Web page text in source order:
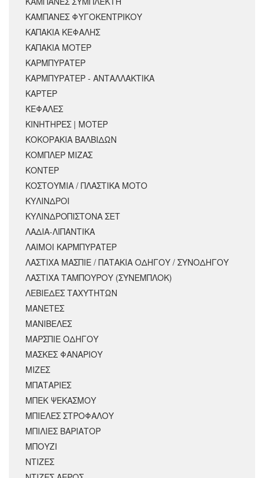
ΚΑΜΠΑΝΕΣ ΦΥΓΟΚΕΝΤΡΙΚΟΥ
ΚΑΠΑΚΙΑ ΚΕΦΑΛΗΣ
ΚΑΠΑΚΙΑ ΜΟΤΕΡ
ΚΑΡΜΠΥΡΑΤΕΡ
ΚΑΡΜΠΥΡΑΤΕΡ - ΑΝΤΑΛΛΑΚΤΙΚΑ
ΚΑΡΤΕΡ
ΚΕΦΑΛΕΣ
ΚΙΝΗΤΗΡΕΣ | ΜΟΤΕΡ
ΚΟΚΟΡΑΚΙΑ ΒΑΛΒΙΔΩΝ
ΚΟΜΠΛΕΡ ΜΙΖΑΣ
ΚΟΝΤΕΡ
ΚΟΣΤΟΥΜΙΑ / ΠΛΑΣΤΙΚΑ ΜΟΤΟ
ΚΥΛΙΝΔΡΟΙ
ΚΥΛΙΝΔΡΟΠΙΣΤΟΝΑ ΣΕΤ
ΛΑΔΙΑ-ΛΙΠΑΝΤΙΚΑ
ΛΑΙΜΟΙ ΚΑΡΜΠΥΡΑΤΕΡ
ΛΑΣΤΙΧΑ ΜΑΣΠΙΕ / ΠΑΤΑΚΙΑ ΟΔΗΓΟΥ / ΣΥΝΟΔΗΓΟΥ
ΛΑΣΤΙΧΑ ΤΑΜΠΟΥΡΟΥ (ΣΥΝΕΜΠΛΟΚ)
ΛΕΒΙΕΔΕΣ ΤΑΧΥΤΗΤΩΝ
ΜΑΝΕΤΕΣ
ΜΑΝΙΒΕΛΕΣ
ΜΑΡΣΠΙΕ ΟΔΗΓΟΥ
ΜΑΣΚΕΣ ΦΑΝΑΡΙΟΥ
ΜΙΖΕΣ
ΜΠΑΤΑΡΙΕΣ
ΜΠΕΚ ΨΕΚΑΣΜΟΥ
ΜΠΙΕΛΕΣ ΣΤΡΟΦΑΛΟΥ
ΜΠΙΛΙΕΣ ΒΑΡΙΑΤΟΡ
ΜΠΟΥΖΙ
ΝΤΙΖΕΣ